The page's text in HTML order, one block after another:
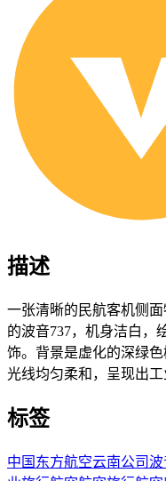
描述
一张清晰的民航客机侧
的波音737，机身洁白，
饰。背景是虚化的深绿
光线均匀柔和，呈现出工
标签
中国东方航空云南公司波